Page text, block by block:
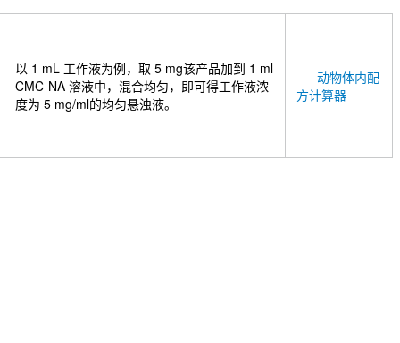
动物体内配
方计算器
以 1 mL 工作液为例，取 5 mg该产品加到 1 ml
CMC-NA 溶液中，混合均匀，即可得工作液浓
度为 5 mg/ml的均匀悬浊液。